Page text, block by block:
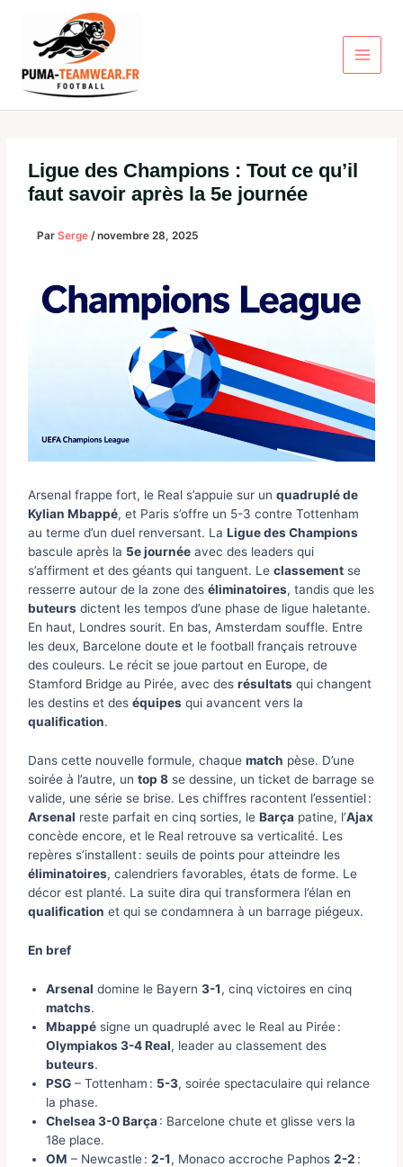
contenu
Ligue des Champions : Tout ce qu’il
faut savoir après la 5e journée
ParSerge/novembre 28, 2025
Arsenal frappe fort, le Real s’appuie sur unquadruplé de
Kylian Mbappé, et Paris s’offre un 5-3 contre Tottenham
au terme d’un duel renversant. LaLigue des Champions
bascule après la 5e journée avec des leaders qui
s’affirment et des géants qui tanguent. Leclassement se
resserre autour de la zone deséliminatoires, tandis que les
buteurs dictent les tempos d’une phase de ligue haletante.
En haut, Londres sourit. En bas, Amsterdam souffle. Entre
les deux, Barcelone doute et le football français retrouve
des couleurs. Le récit se joue partout en Europe, de
Stamford Bridge au Pirée, avec desrésultats qui changent
les destins et deséquipes qui avancent vers la
qualification.
Dans cette nouvelle formule, chaquematch pèse. D’une
soirée à l’autre, untop 8 se dessine, un ticket de barrage se
valide, une série se brise. Les chiffres racontent l’essentiel :
Arsenal reste parfait en cinq sorties, leBarça patine, l’Ajax
concède encore, et le Real retrouve sa verticalité. Les
repères s’installent : seuils de points pour atteindre les
éliminatoires, calendriers favorables, états de forme. Le
décor est planté. La suite dira qui transformera l’élan en
qualification et qui se condamnera à un barrage piégeux.
En bref
Arsenal domine le Bayern3-1, cinq victoires en cinq
matchs.
Mbappé signe un quadruplé avec le Real au Pirée :
Olympiakos 3-4 Real, leader au classement des
buteurs.
PSG – Tottenham : 5-3, soirée spectaculaire qui relance
la phase.
Chelsea 3-0 Barça: Barcelone chute et glisse vers la
18e place.
OM – Newcastle :2-1, Monaco accroche Paphos2-2 :